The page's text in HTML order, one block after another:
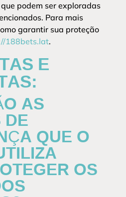
podem ser exploradas
Para mais
garantir sua proteção
188bets.lat.
E
AS
QUE O
OS